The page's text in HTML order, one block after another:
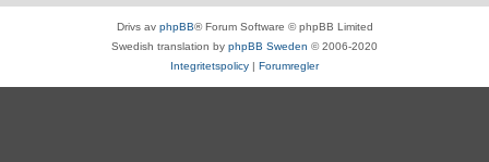
Drivs av phpBB® Forum Software © phpBB Limited
Swedish translation by phpBB Sweden © 2006-2020
Integritetspolicy | Forumregler